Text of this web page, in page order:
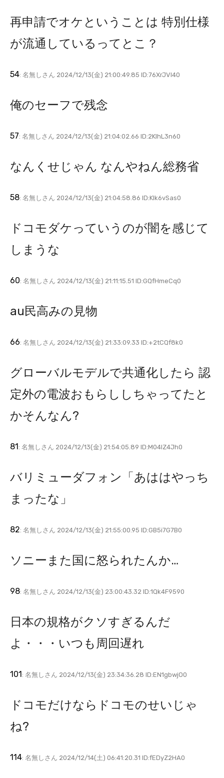
再申請でオケということは 特別仕様
が流通しているってとこ？
54: 名無しさん 2024/12/13(金) 21:00:49.85 ID:76XrJVl40
俺のセーフで残念
57: 名無しさん 2024/12/13(金) 21:04:02.66 ID:2KlhL3n60
なんくせじゃん なんやねん総務省
58: 名無しさん 2024/12/13(金) 21:04:58.86 ID:Klk6vSas0
ドコモダケっていうのが闇を感じて
しまうな
60: 名無しさん 2024/12/13(金) 21:11:15.51 ID:GQfHmeCq0
au民高みの見物
66: 名無しさん 2024/12/13(金) 21:33:09.33 ID:+2tCQf8k0
グローバルモデルで共通化したら 認
定外の電波おもらししちゃってたと
かそんなん?
81 : 名無しさん 2024/12/13(金) 21:54:05.89 ID:M04IZ4Jh0
バリミューダフォン「あははやっち
まったな」
82: 名無しさん 2024/12/13(金) 21:55:00.95 ID:GB5i7G7B0
ソニーまた国に怒られたんか…
98: 名無しさん 2024/12/13(金) 23:00:43.32 ID:1Qk4F9590
日本の規格がクソすぎるんだ
よ・・・いつも周回遅れ
101 : 名無しさん 2024/12/13(金) 23:34:36.28 ID:EN1gbwjO0
ドコモだけならドコモのせいじゃ
ね?
114: 名無しさん 2024/12/14(土) 06:41:20.31 ID:fEDyZ2HA0